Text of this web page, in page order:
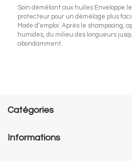
Soin démêlant aux huiles Enveloppe
protecteur pour un démêlage plus
Mode d’emploi: Après le shampooing,
humides, du milieu des longueurs
abondamment.
Catégories
Informations